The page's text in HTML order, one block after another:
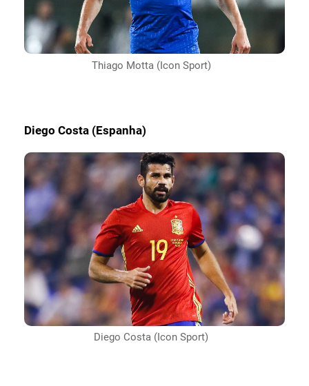
Thiago Motta (Icon Sport)
Diego Costa (Espanha)
Diego Costa (Icon Sport)